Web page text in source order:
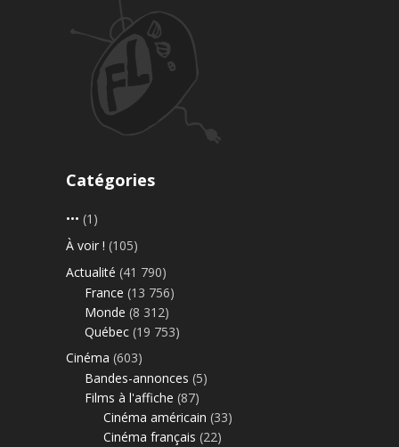
Catégories
••• (1)
À voir ! (105)
Actualité (41 790)
France (13 756)
Monde (8 312)
Québec (19 753)
Cinéma (603)
Bandes-annonces (5)
Films à l'affiche (87)
Cinéma américain (33)
Cinéma français (22)